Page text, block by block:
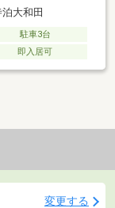
大和田
駐車3台
即入居可
変更する